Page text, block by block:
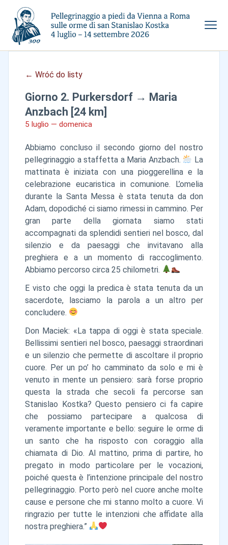
← Wróć do listy
Giorno 2. Purkersdorf → Maria
Anzbach [24 km]
5 luglio — domenica
Abbiamo concluso il secondo giorno del nostro
pellegrinaggio a staffetta a Maria Anzbach.
La
mattinata è iniziata con una pioggerellina e la
celebrazione eucaristica in comunione. L’omelia
durante la Santa Messa è stata tenuta da don
Adam, dopodiché ci siamo rimessi in cammino. Per
gran parte della giornata siamo stati
accompagnati da splendidi sentieri nel bosco, dal
silenzio e da paesaggi che invitavano alla
preghiera e a un momento di raccoglimento.
Abbiamo percorso circa 25 chilometri.
E visto che oggi la predica è stata tenuta da un
sacerdote, lasciamo la parola a un altro per
concludere.
Don Maciek: «La tappa di oggi è stata speciale.
Bellissimi sentieri nel bosco, paesaggi straordinari
e un silenzio che permette di ascoltare il proprio
cuore. Per un po’ ho camminato da solo e mi è
venuto in mente un pensiero: sarà forse proprio
questa la strada che secoli fa percorse san
Stanislao Kostka? Questo pensiero ci fa capire
che possiamo partecipare a qualcosa di
veramente importante e bello: seguire le orme di
un santo che ha risposto con coraggio alla
chiamata di Dio. Al mattino, prima di partire, ho
pregato in modo particolare per le vocazioni,
poiché questa è l’intenzione principale del nostro
pellegrinaggio. Porto però nel cuore anche molte
cause e persone che mi stanno molto a cuore. Vi
ringrazio per tutte le intenzioni che affidate alla
nostra preghiera.”